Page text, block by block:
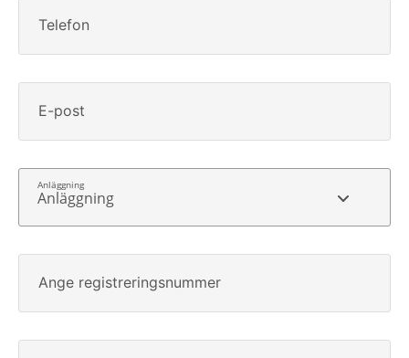
Telefon
E-post
Anläggning
Ange registreringsnummer